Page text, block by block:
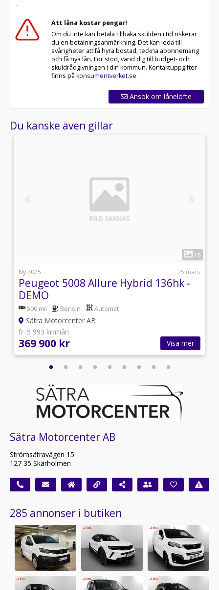
-
Att låna kostar pengar!
Om du inte kan betala tillbaka skulden i tid riskerar
du en betalningsanmärkning. Det kan leda till
svårigheter att få hyra bostad, teckna abonnemang
och få nya lån. För stöd, vänd dig till budget- och
skuldrådgivningen i din kommun. Kontaktuppgifter
finns på konsumentverket.se.
Ansök om lånelöfte
Du kanske även gillar
15
Ny 2025
25 mars
Peugeot 5008 Allure Hybrid 136hk -
DEMO
500 mil Bensin Automat
Sätra Motorcenter AB
fr. 5 993 kr/mån
369 900 kr Visa mer
Sätra Motorcenter AB
Strömsätravägen 15
127 35 Skärholmen
285 annonser i butiken